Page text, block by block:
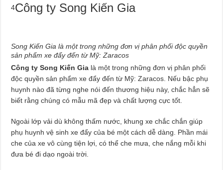
4Công ty Song Kiến Gia
Song Kiến Gia là một trong những đơn vị phân phối độc quyền
sản phẩm xe đẩy đến từ Mỹ: Zaracos
Công ty Song Kiến Gia là một trong những đơn vị phân phối
độc quyền sản phẩm xe đẩy đến từ Mỹ: Zaracos. Nếu bậc phụ
huynh nào đã từng nghe nói đến thương hiệu này, chắc hẳn sẽ
biết rằng chúng có mẫu mã đẹp và chất lượng cực tốt.
Ngoài lớp vải dù không thấm nước, khung xe chắc chắn giúp
phụ huynh vệ sinh xe đẩy của bé một cách dễ dàng. Phần mái
che của xe vô cùng tiện lợi, có thể che mưa, che nắng mỗi khi
đưa bé đi dạo ngoài trời.